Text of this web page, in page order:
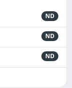
ND
ND
ND